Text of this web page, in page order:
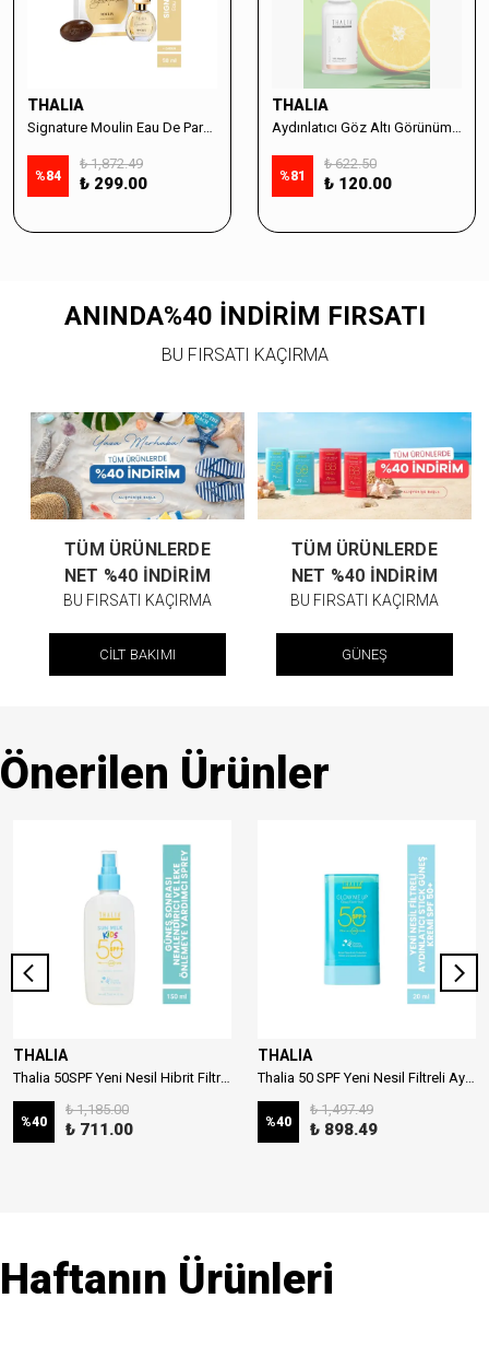
THALIA
Signature Moulin Eau De Parfüm Women 50ml & Sabun Seti
%84
₺ 1,872.49
₺ 299.00
THALIA
%81
₺ 622.50
₺ 120.00
ANINDA%40 İNDİRİM FIRSATI
BU FIRSATI KAÇIRMA
TÜM ÜRÜNLERDE
NET %40 İNDİRİM
BU FIRSATI KAÇIRMA
CİLT BAKIMI
TÜM ÜRÜNLERDE
NET %40 İNDİRİM
BU FIRSATI KAÇIRMA
GÜNEŞ
Önerilen Ürünler
THALIA
Thalia 50SPF Yeni Nesil Hibrit Filtreli Çocuk Güneş Sütü 150ml
%40
₺ 1,185.00
₺ 711.00
THALIA
%40
₺ 1,497.49
₺ 898.49
Haftanın Ürünleri